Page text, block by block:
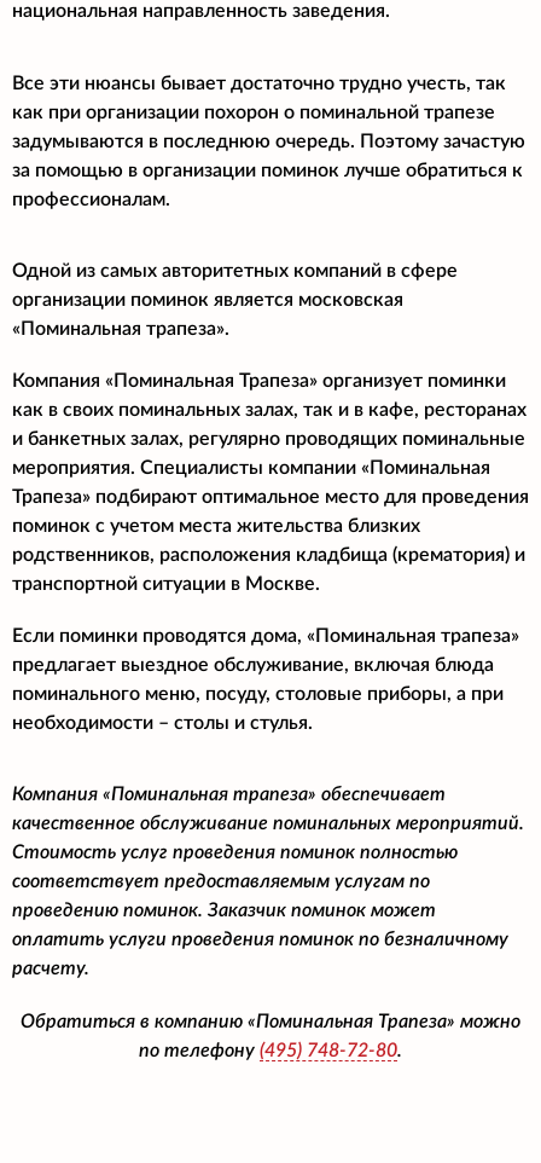
национальная направленность заведения.
Все эти нюансы бывает достаточно трудно учесть, так
как при организации похорон о поминальной трапезе
задумываются в последнюю очередь. Поэтому зачастую
за помощью в организации поминок лучше обратиться к
профессионалам.
Одной из самых авторитетных компаний в сфере
организации поминок является московская
«Поминальная трапеза».
Компания «Поминальная Трапеза» организует поминки
как в своих поминальных залах, так и в кафе, ресторанах
и банкетных залах, регулярно проводящих поминальные
мероприятия. Специалисты компании «Поминальная
Трапеза» подбирают оптимальное место для проведения
поминок с учетом места жительства близких
родственников, расположения кладбища (крематория) и
транспортной ситуации в Москве.
Если поминки проводятся дома, «Поминальная трапеза»
предлагает выездное обслуживание, включая блюда
поминального меню, посуду, столовые приборы, а при
необходимости – столы и стулья.
Компания «Поминальная трапеза» обеспечивает
качественное обслуживание поминальных мероприятий.
Стоимость услуг проведения поминок полностью
соответствует предоставляемым услугам по
проведению поминок. Заказчик поминок может
оплатить услуги проведения поминок по безналичному
расчету.
Обратиться в компанию «Поминальная Трапеза» можно
по телефону (495) 748-72-80.